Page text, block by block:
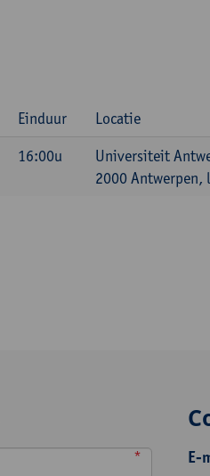
Einduur
Locatie
16:00u
Universiteit
2000 Antwerpen,
* E-